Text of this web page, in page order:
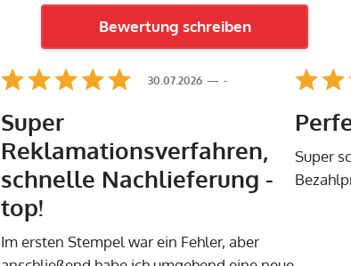
Bewertung schreiben
-
30.07.2026
Super
Reklamationsverfahren,
schnelle Nachlieferung -
top!
Im ersten Stempel war ein Fehler, aber
Super